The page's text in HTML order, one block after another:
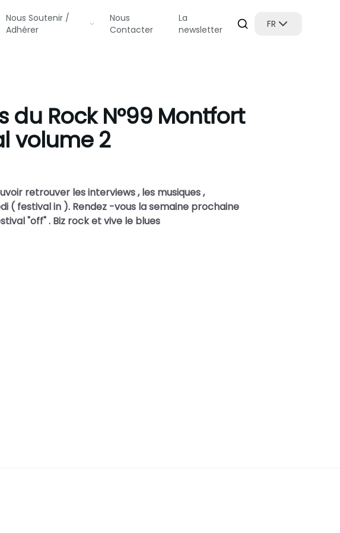
Nous Soutenir /
Adhérer
Nous
Contacter
La
newsletter
FR
du Rock N°99 Montfort
volume 2
retrouver les interviews , les musiques ,
( festival in ). Rendez -vous la semaine prochaine
"off" . Biz rock et vive le blues